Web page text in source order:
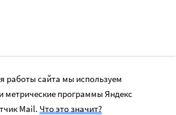
работы сайта мы используем
метрические программы Яндекс
Mail. Что это значит?